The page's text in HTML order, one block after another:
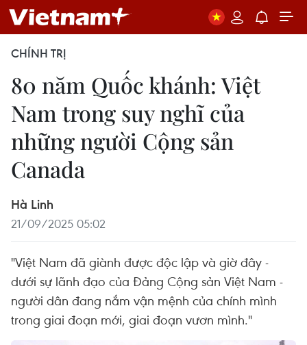
CHÍNH TRỊ
80 năm Quốc khánh: Việt
Nam trong suy nghĩ của
những người Cộng sản
Canada
Hà Linh
21/09/2025 05:02
"Việt Nam đã giành được độc lập và giờ đây -
dưới sự lãnh đạo của Đảng Cộng sản Việt Nam -
người dân đang nắm vận mệnh của chính mình
trong giai đoạn mới, giai đoạn vươn mình."